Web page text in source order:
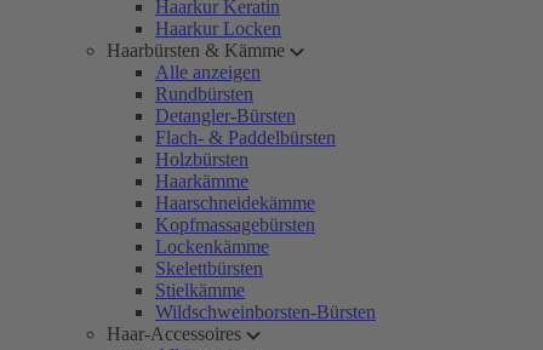
Haarkur Keratin
Haarkur Locken
Haarbürsten & Kämme
Alle anzeigen
Rundbürsten
Detangler-Bürsten
Flach- & Paddelbürsten
Holzbürsten
Haarkämme
Haarschneidekämme
Kopfmassagebürsten
Lockenkämme
Skelettbürsten
Stielkämme
Wildschweinborsten-Bürsten
Haar-Accessoires